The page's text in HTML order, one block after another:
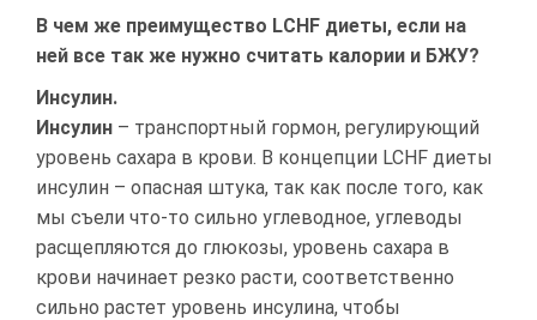
В чем же преимущество LCHF диеты, если на
ней все так же нужно считать калории и БЖУ?
Инсулин.
Инсулин – транспортный гормон, регулирующий
уровень сахара в крови. В концепции LCHF диеты
инсулин – опасная штука, так как после того, как
мы съели что-то сильно углеводное, углеводы
расщепляются до глюкозы, уровень сахара в
крови начинает резко расти, соответственно
сильно растет уровень инсулина, чтобы